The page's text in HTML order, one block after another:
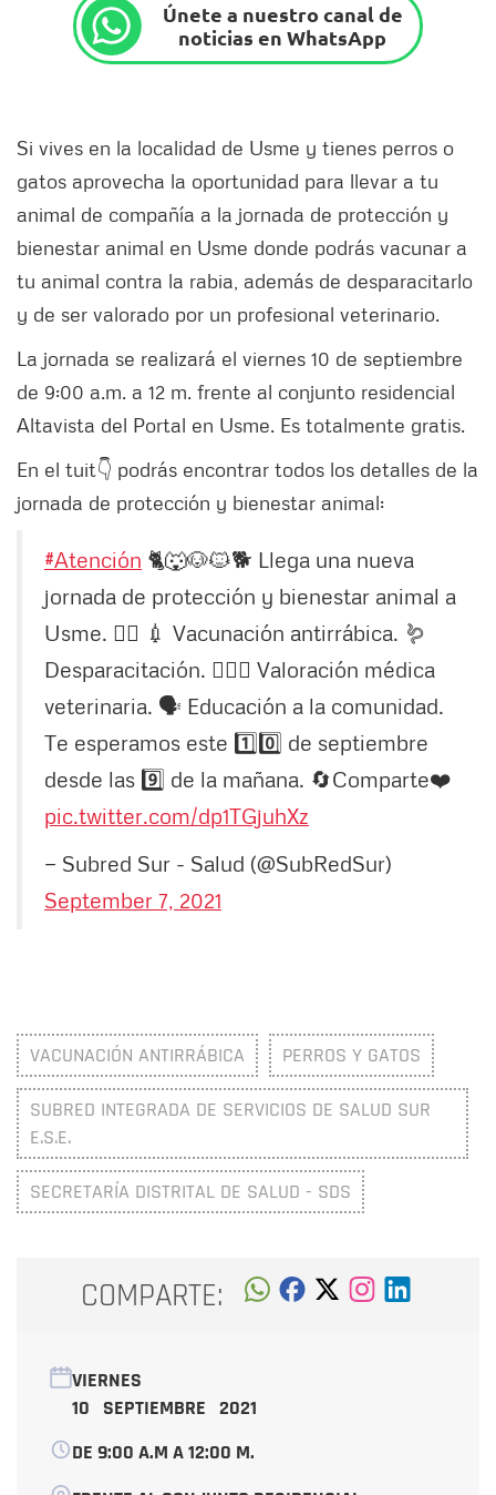
Únete a nuestro canal de
noticias en WhatsApp
Si vives en la localidad de Usme y tienes perros o
gatos aprovecha la oportunidad para llevar a tu
animal de compañía a la jornada de protección y
bienestar animal en Usme donde podrás vacunar a
tu animal contra la rabia, además de desparacitarlo
y de ser valorado por un profesional veterinario.
La jornada se realizará el viernes 10 de septiembre
de 9:00 a.m. a 12 m. frente al conjunto residencial
Altavista del Portal en Usme. Es totalmente gratis.
En el tuit👇 podrás encontrar todos los detalles de la
jornada de protección y bienestar animal:
#Atención 🐈🐺🐶🐱🐕 Llega una nueva
jornada de protección y bienestar animal a
Usme. 👌🏻 💉 Vacunación antirrábica. 🪱
Desparacitación. 👨🏻‍⚕️ Valoración médica
veterinaria. 🗣️ Educación a la comunidad.
Te esperamos este 1️⃣0️⃣ de septiembre
desde las 9️⃣ de la mañana. 🔄Comparte❤️
pic.twitter.com/dp1TGjuhXz
— Subred Sur - Salud (@SubRedSur)
September 7, 2021
VACUNACIÓN ANTIRRÁBICA PERROS Y GATOS
SUBRED INTEGRADA DE SERVICIOS DE SALUD SUR
E.S.E.
SECRETARÍA DISTRITAL DE SALUD - SDS
COMPARTE:
VIERNES
10 SEPTIEMBRE 2021
DE 9:00 A.M A 12:00 M.